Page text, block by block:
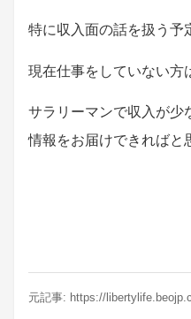
特に収入面の話を扱う予
現在仕事をしていない方
サラリーマンで収入が少
情報をお届けできればと
元記事: https://